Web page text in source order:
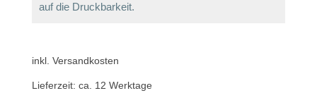
auf die Druckbarkeit.
inkl. Versandkosten
Lieferzeit: ca. 12 Werktage